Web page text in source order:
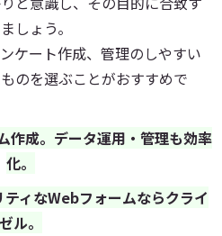
しょう。
ケート作成、管理のしやすい
のを選ぶことがおすすめで
作成。データ運用・管理も効率
化。
ィなWebフォームならクライ
ゼル。